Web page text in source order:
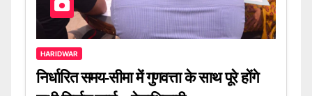
HARIDWAR
निर्धारित समय-सीमा में गुणवत्ता के साथ पूरे होंगे